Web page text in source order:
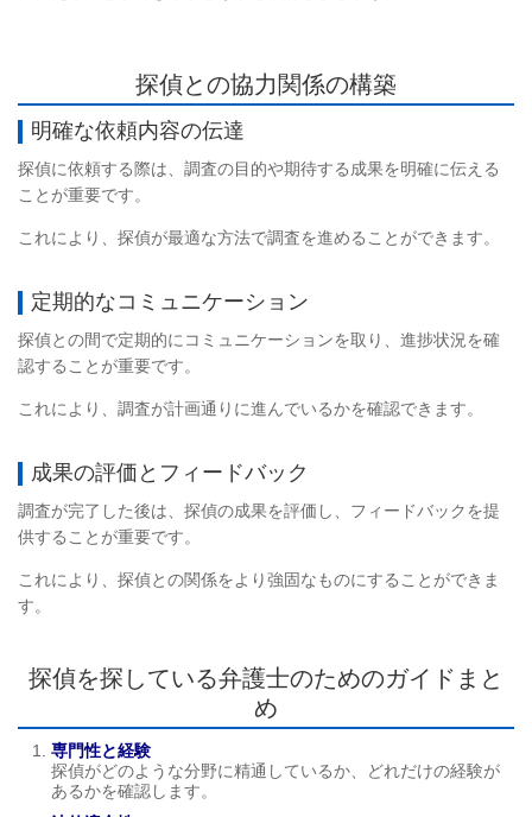
探偵との協力関係の構築
明確な依頼内容の伝達
探偵に依頼する際は、調査の目的や期待する成果を明確に伝える
ことが重要です。
これにより、探偵が最適な方法で調査を進めることができます。
定期的なコミュニケーション
探偵との間で定期的にコミュニケーションを取り、進捗状況を確
認することが重要です。
これにより、調査が計画通りに進んでいるかを確認できます。
成果の評価とフィードバック
調査が完了した後は、探偵の成果を評価し、フィードバックを提
供することが重要です。
これにより、探偵との関係をより強固なものにすることができま
す。
探偵を探している弁護士のためのガイドまと
め
専門性と経験
探偵がどのような分野に精通しているか、どれだけの経験が
あるかを確認します。